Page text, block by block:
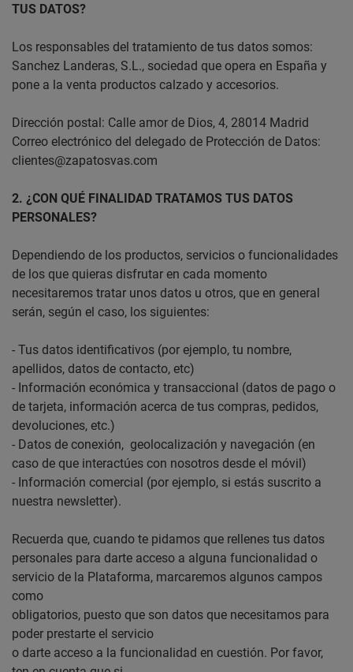
TUS DATOS?
Los responsables del tratamiento de tus datos somos:
Sanchez Landeras, S.L., sociedad que opera en España y
pone a la venta productos calzado y accesorios.
Dirección postal: Calle amor de Dios, 4, 28014 Madrid
Correo electrónico del delegado de Protección de Datos:
clientes@zapatosvas.com
2. ¿CON QUÉ FINALIDAD TRATAMOS TUS DATOS
PERSONALES?
Dependiendo de los productos, servicios o funcionalidades
de los que quieras disfrutar en cada momento
necesitaremos tratar unos datos u otros, que en general
serán, según el caso, los siguientes:
- Tus datos identificativos (por ejemplo, tu nombre,
apellidos, datos de contacto, etc)
- Información económica y transaccional (datos de pago o
de tarjeta, información acerca de tus compras, pedidos,
devoluciones, etc.)
- Datos de conexión, geolocalización y navegación (en
caso de que interactúes con nosotros desde el móvil)
- Información comercial (por ejemplo, si estás suscrito a
nuestra newsletter).
Recuerda que, cuando te pidamos que rellenes tus datos
personales para darte acceso a alguna funcionalidad o
servicio de la Plataforma, marcaremos algunos campos
como
obligatorios, puesto que son datos que necesitamos para
poder prestarte el servicio
o darte acceso a la funcionalidad en cuestión. Por favor,